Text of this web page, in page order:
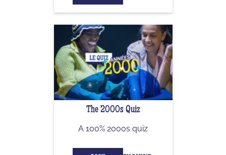
The 2000s Quiz
A 100% 2000s quiz